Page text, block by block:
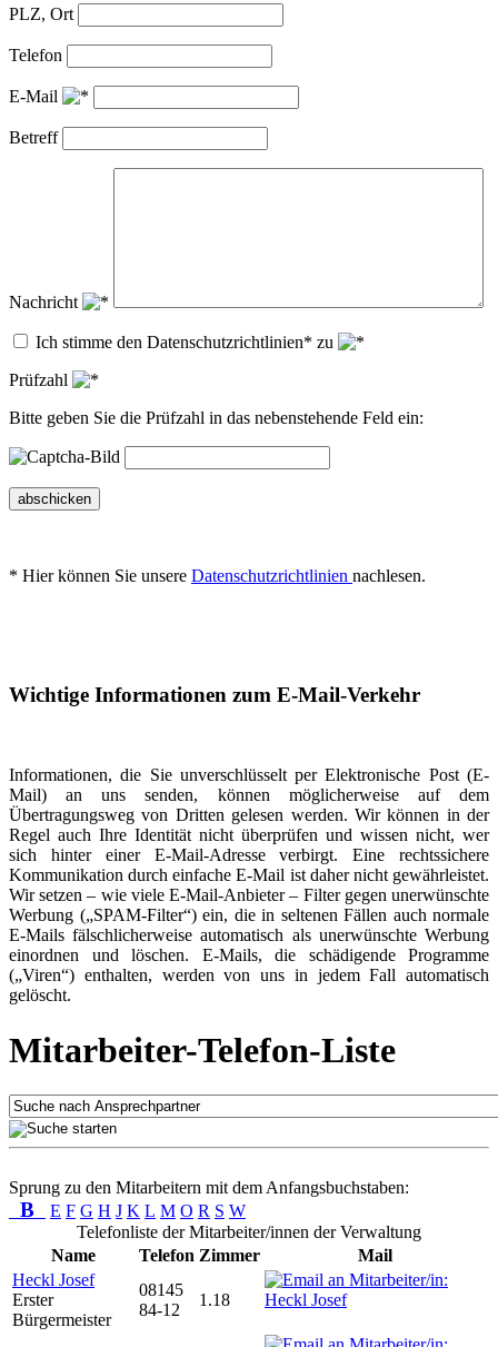
PLZ, Ort
Telefon
E-Mail
Betreff
Nachricht
Ich stimme den Datenschutzrichtlinien* zu
Prüfzahl
Bitte geben Sie die Prüfzahl in das nebenstehende Feld ein:
abschicken
* Hier können Sie unsere Datenschutzrichtlinien nachlesen.
Wichtige Informationen zum E-Mail-Verkehr
Informationen, die Sie unverschlüsselt per Elektronische Post (E-
Mail) an uns senden, können möglicherweise auf dem
Übertragungsweg von Dritten gelesen werden. Wir können in der
Regel auch Ihre Identität nicht überprüfen und wissen nicht, wer
sich hinter einer E-Mail-Adresse verbirgt. Eine rechtssichere
Kommunikation durch einfache E-Mail ist daher nicht gewährleistet.
Wir setzen – wie viele E-Mail-Anbieter – Filter gegen unerwünschte
Werbung („SPAM-Filter“) ein, die in seltenen Fällen auch normale
E-Mails fälschlicherweise automatisch als unerwünschte Werbung
einordnen und löschen. E-Mails, die schädigende Programme
(„Viren“) enthalten, werden von uns in jedem Fall automatisch
gelöscht.
Mitarbeiter-Telefon-Liste
Sprung zu den Mitarbeitern mit dem Anfangsbuchstaben:
B E F G H J K L M O R S W
Telefonliste der Mitarbeiter/innen der Verwaltung
Name
Telefon Zimmer
Mail
Heckl Josef
Erster
Bürgermeister
08145
84-12
1.18